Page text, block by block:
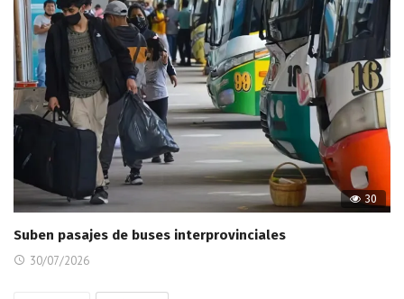
30
Suben pasajes de buses interprovinciales
30/07/2026